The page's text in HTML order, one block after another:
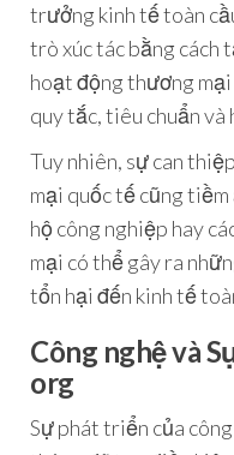
trưởng kinh tế toàn
trò xúc tác bằng cách
hoạt động thương
quy tắc, tiêu chuẩn
Tuy nhiên, sự can
mại quốc tế cũng
hộ công nghiệp hay
mại có thể gây ra
tổn hại đến kinh tế
Công nghệ và
org
Sự phát triển của